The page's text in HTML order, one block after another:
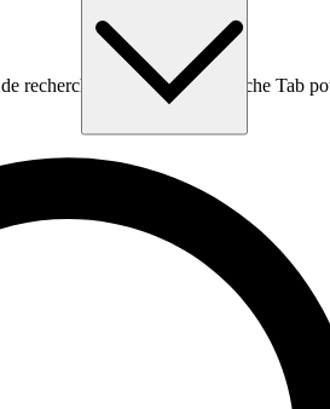
recherche, puis utilisez la touche Tab